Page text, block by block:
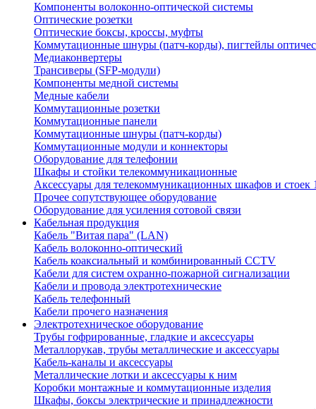
Компоненты волоконно-оптической системы
Оптические розетки
Оптические боксы, кроссы, муфты
Коммутационные шнуры (патч-корды), пигтейлы
Медиаконвертеры
Трансиверы (SFP-модули)
Компоненты медной системы
Медные кабели
Коммутационные розетки
Коммутационные панели
Коммутационные шнуры (патч-корды)
Коммутационные модули и коннекторы
Оборудование для телефонии
Шкафы и стойки телекоммуникационные
Аксессуары для телекоммуникационных шкафов и стоек
Прочее сопутствующее оборудование
Оборудование для усиления сотовой связи
Кабельная продукция
Кабель "Витая пара" (LAN)
Кабель волоконно-оптический
Кабель коаксиальный и комбинированный CCTV
Кабели для систем охранно-пожарной сигнализации
Кабели и провода электротехнические
Кабель телефонный
Кабели прочего назначения
Электротехническое оборудование
Трубы гофрированные, гладкие и аксессуары
Металлорукав, трубы металлические и аксессуары
Кабель-каналы и аксессуары
Металлические лотки и аксессуары к ним
Коробки монтажные и коммутационные изделия
Шкафы, боксы электрические и принадлежности